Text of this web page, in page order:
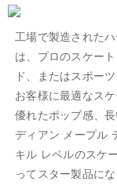
工場で製造された
は、プロのスケー
ド、またはスポー
お客様に最適なス
優れたポップ感、
ディアン メープル
キル レベルのスケ
ってスター製品に